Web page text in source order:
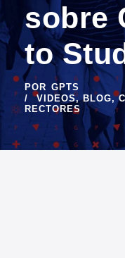
sobre
to
POR GPTS
VIDEOS, BLOG,
RECTORES